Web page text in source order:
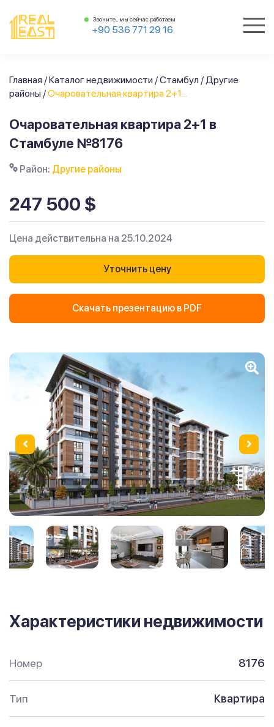
Звоните, мы сейчас работаем
+90 536 771 29 16
Главная /Каталог недвижимости /Стамбул /Другие
районы /Очаровательная квартира 2+1...
Очаровательная квартира 2+1 в
Стамбуле №8176
Район: Другие районы
247 500 $
Цена действительна на 25.10.2024
Уточнить цену
Скачать презентацию в PDF
Характеристики недвижимости
Номер 8176
Тип Квартира